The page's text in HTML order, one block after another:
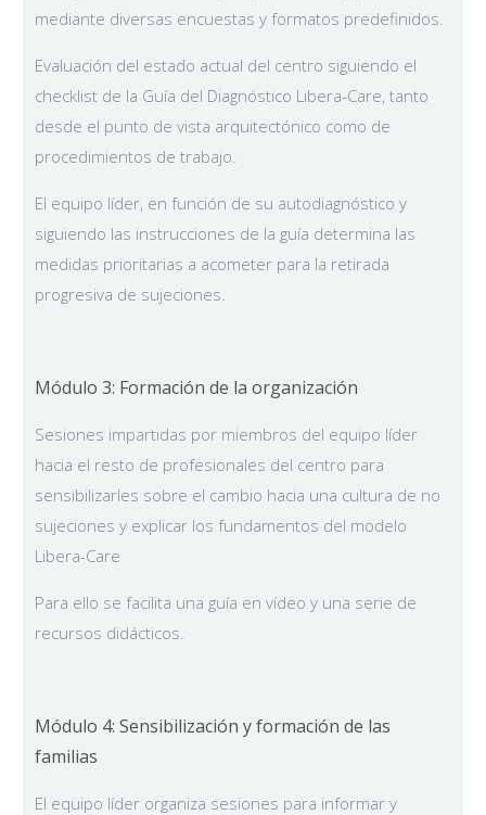
mediante diversas encuestas y formatos predefinidos.
Evaluación del estado actual del centro siguiendo el
checklist de la Guía del Diagnóstico Libera-Care, tanto
desde el punto de vista arquitectónico como de
procedimientos de trabajo.
El equipo líder, en función de su autodiagnóstico y
siguiendo las instrucciones de la guía determina las
medidas prioritarias a acometer para la retirada
progresiva de sujeciones.
Módulo 3: Formación de la organización
Sesiones impartidas por miembros del equipo líder
hacia el resto de profesionales del centro para
sensibilizarles sobre el cambio hacia una cultura de no
sujeciones y explicar los fundamentos del modelo
Libera-Care
Para ello se facilita una guía en vídeo y una serie de
recursos didácticos.
Módulo 4: Sensibilización y formación de las
familias
El equipo líder organiza sesiones para informar y